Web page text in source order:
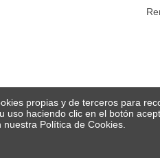
propias y de terceros para
haciendo clic en el botón
nuestra Política de Cookies.